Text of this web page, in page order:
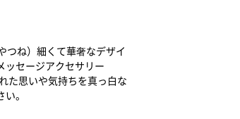
つね）細くて華奢なデザイ
ッセージアクセサリー
た思いや気持ちを真っ白な
。